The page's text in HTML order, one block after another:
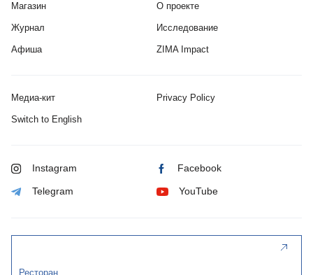
Магазин
Журнал
Афиша
О проекте
Исследование
ZIMA Impact
Медиа-кит Privacy Policy
Switch to English
Instagram Facebook
Telegram YouTube
Ресторан